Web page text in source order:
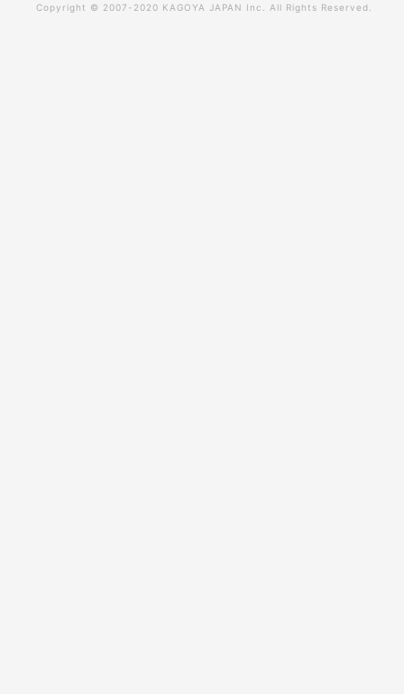
Copyright © 2007-2020 KAGOYA JAPAN Inc. All Rights Reserved.